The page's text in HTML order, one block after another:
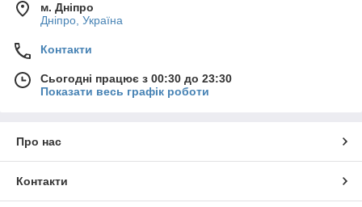
м. Дніпро
Дніпро, Україна
Контакти
Сьогодні працює з 00:30 до 23:30
Показати весь графік роботи
Про нас
Контакти